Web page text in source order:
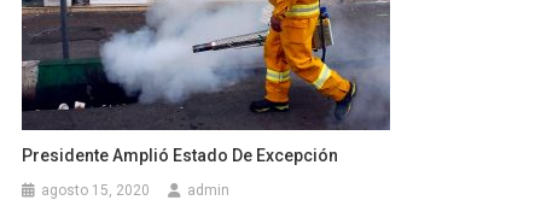
Presidente Amplió Estado De Excepción
agosto 15, 2020 admin